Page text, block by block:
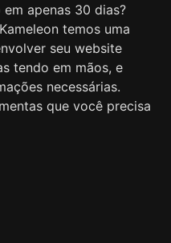
apenas 30 dias?
temos uma
seu website
tendo em mãos, e
necessárias.
que você precisa